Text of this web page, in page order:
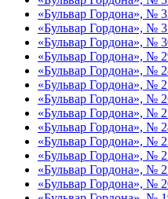
«Бульвар Гордона», №
«Бульвар Гордона», №
«Бульвар Гордона», №
«Бульвар Гордона», №
«Бульвар Гордона», №
«Бульвар Гордона», №
«Бульвар Гордона», №
«Бульвар Гордона», №
«Бульвар Гордона», №
«Бульвар Гордона», №
«Бульвар Гордона», №
«Бульвар Гордона», №
«Бульвар Гордона», №